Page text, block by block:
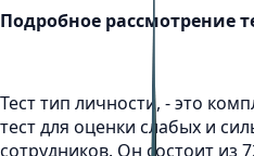
Подробное рассмотрение
Тест тип личности, - это
тест для оценки слабых и
сотрудников. Он состоит из